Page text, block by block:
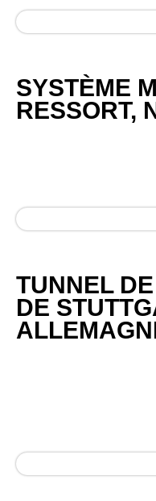
SYSTÈME
RESSORT,
TUNNEL
DE